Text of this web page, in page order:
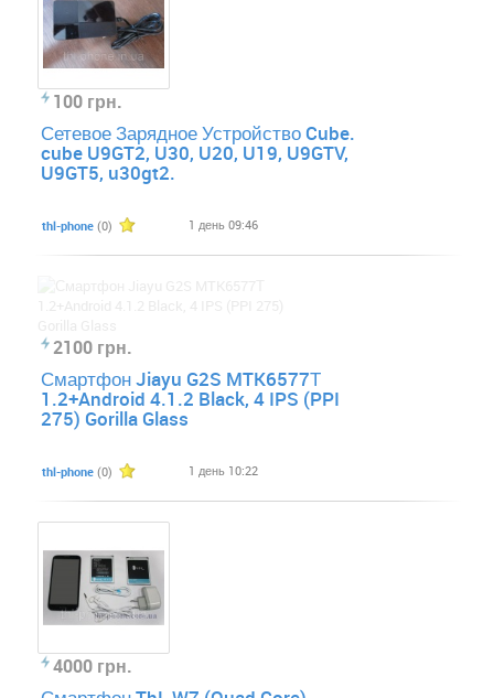
100 грн.
Сетевое Зарядное Устройство Cube.
cube U9GT2, U30, U20, U19, U9GTV,
U9GT5, u30gt2.
thl-phone (0) 1 день 09:46
2100 грн.
Смартфон Jiayu G2S MTK6577Т
1.2+Android 4.1.2 Black, 4 IPS (PPI
275) Gorilla Glass
thl-phone (0) 1 день 10:22
4000 грн.